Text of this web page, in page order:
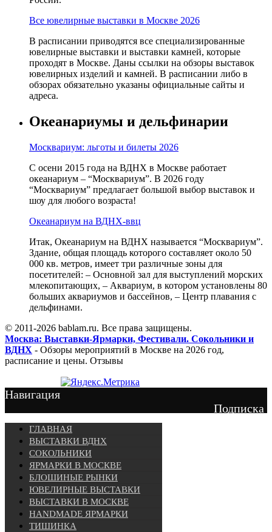
Все ювелирные выставки в Москве 2026
В расписании приводятся все специализированные
ювелирные выставки и выставки камней, которые
проходят в Москве. Даны ссылки на обзоры выставок
ювелирных изделий и камней. В расписании либо в
обзорах обязательно указаны официальные сайты и
адреса.
Океанариумы и дельфинарии
Москвариум: льготы и билеты 2026
С осени 2015 года на ВДНХ в Москве работает
океанариум – “Москвариум”. В 2026 году
“Москвариум” предлагает большой выбор выставок и
шоу для любого возраста!
Океанариум на ВДНХ-ввц
Итак, Океанариум на ВДНХ называется “Москвариум”.
Здание, общая площадь которого составляет около 50
000 кв. метров, имеет три различные зоны для
посетителей: – Основной зал для выступлений морских
млекопитающих, – Аквариум, в котором установлены 80
больших аквариумов и бассейнов, – Центр плавания с
дельфинами.
© 2011-2026 bablam.ru. Все права защищены.
Москва: Выставки-Ярмарки, Фестивали. Сокольники и
ВДНХ - Обзоры мероприятий в Москве на 2026 год,
расписание и цены. Отзывы
Навигация
Подписка
ГЛАВНАЯ
ВЫСТАВКИ ВДНХ
СОКОЛЬНИКИ
ЯРМАРКИ В МОСКВЕ
БЛОШИНЫЕ РЫНКИ
ЮВЕЛИРНЫЕ ВЫСТАВКИ
ВЫСТАВКИ В МОСКВЕ
HANDMADE ЯРМАРКИ
ТИШИНКА